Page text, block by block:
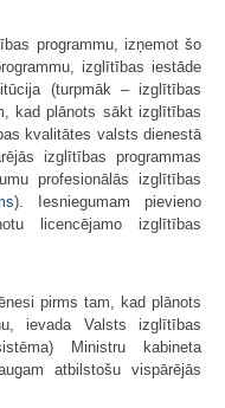
programmu, izņemot šo
izglītības iestāde
(turpmāk – izglītības
kad plānots sākt izglītības
kvalitātes valsts dienestā
izglītības programmas
profesionālās izglītības
). Iesniegumam pievieno
licencējamo izglītības
pirms tam, kad plānots
ievada Valsts izglītības
Ministru kabineta
atbilstošu vispārējās